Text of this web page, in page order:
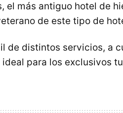
el más antiguo hotel de
de este tipo de
de distintos servicios, a
para los exclusivos